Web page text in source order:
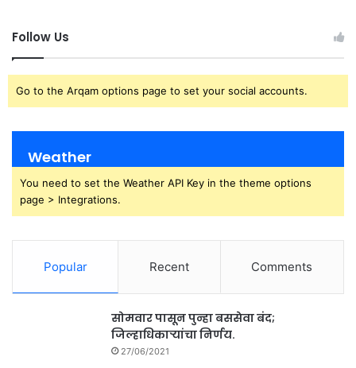
Follow Us
Go to the Arqam options page to set your social accounts.
Weather
You need to set the Weather API Key in the theme options
page > Integrations.
Popular Recent Comments
सोमवार पासून पुन्हा बससेवा बंद;
जिल्हाधिकाऱ्यांचा निर्णय.
27/06/2021